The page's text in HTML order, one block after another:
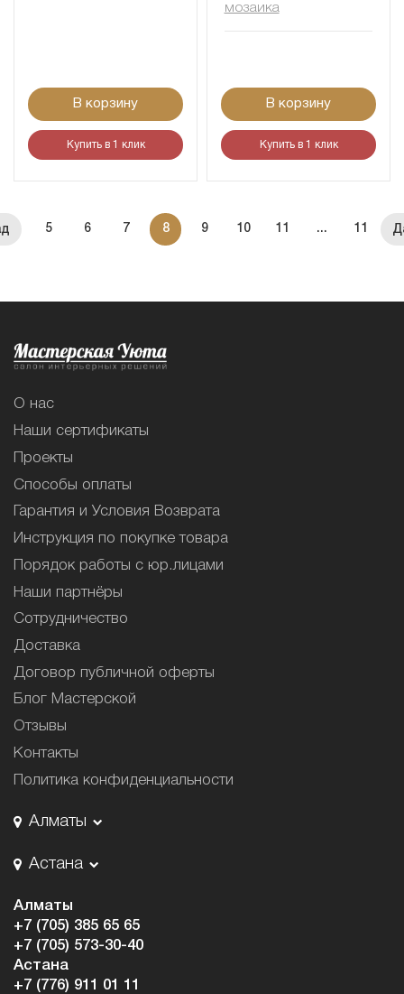
В корзину
Купить в 1 клик
мозаика
В корзину
Купить в 1 клик
5 6 7 8 9 10 11 ... 11
О нас
Наши сертификаты
Проекты
Способы оплаты
Гарантия и Условия Возврата
Инструкция по покупке товара
Порядок работы с юр.лицами
Наши партнёры
Сотрудничество
Доставка
Договор публичной оферты
Блог Мастерской
Отзывы
Контакты
Политика конфиденциальности
Алматы
Астана
Алматы
+7 (705) 385 65 65
+7 (705) 573-30-40
Астана
+7 (776) 911 01 11